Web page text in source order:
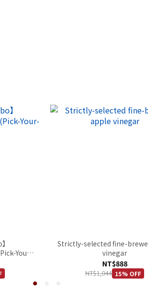
Your-
Strictly-selected fine-
vinegar
NT$888
NT$1,044 15% OFF